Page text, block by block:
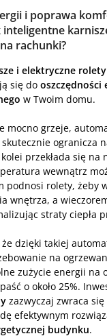
i poprawa
rachunki?
i elektryczne rolety
się do oszczędności
w Twoim domu.
mocno grzeje,
skutecznie ogranicza
przekłada się na
wewnątrz
podnosi rolety, żeby
wnętrza, a
straty ciepła
dzięki takiej
na
zużycie energii na
o około 25%.
zazwyczaj zwraca
efektywnym
budynku.